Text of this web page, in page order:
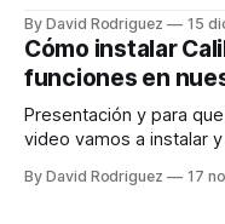
2,5G. En mi casa tengo un switch Qnap de 2,5G del que
están conectados el
By David Rodriguez 15
Cómo instalar
funciones en
Presentación y para que
video vamos a instalar
nuestra biblioteca y
By David Rodriguez 17